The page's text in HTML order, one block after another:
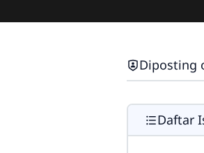
Diposting
Daftar